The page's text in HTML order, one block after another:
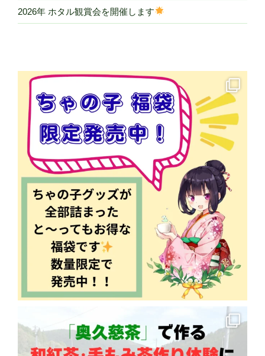
2026年 ホタル観賞会を開催します